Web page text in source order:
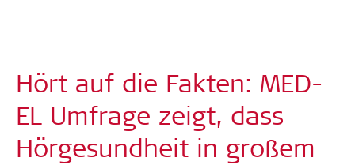
Hört auf die Fakten: MED-
EL Umfrage zeigt, dass
Hörgesundheit in großem